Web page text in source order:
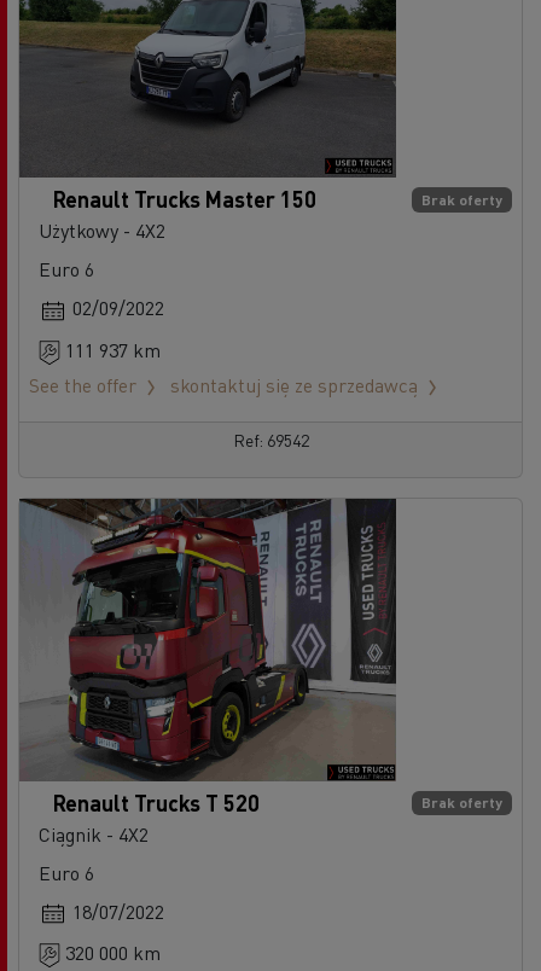
Brak oferty
Renault Trucks Master 150
Użytkowy - 4X2
Euro 6
02/09/2022
111 937 km
See the offer
skontaktuj się ze sprzedawcą
Ref: 69542
Brak oferty
Renault Trucks T 520
Ciągnik - 4X2
Euro 6
18/07/2022
320 000 km